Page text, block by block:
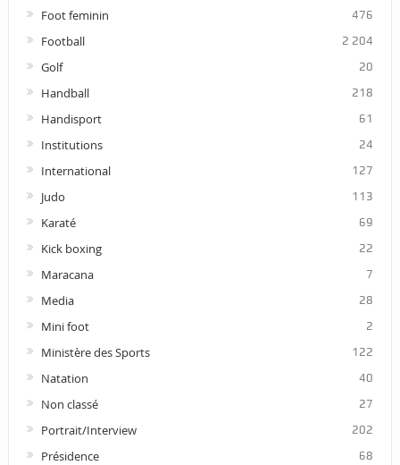
Foot feminin 476
Football 2 204
Golf 20
Handball 218
Handisport 61
Institutions 24
International 127
Judo 113
Karaté 69
Kick boxing 22
Maracana 7
Media 28
Mini foot 2
Ministère des Sports 122
Natation 40
Non classé 27
Portrait/Interview 202
Présidence 68